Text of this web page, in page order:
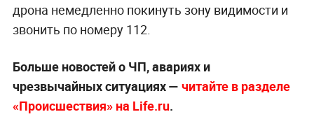
дрона немедленно покинуть зону видимости и
звонить по номеру 112.
Больше новостей о ЧП, авариях и
чрезвычайных ситуациях — читайте в разделе
«Происшествия» на Life.ru.